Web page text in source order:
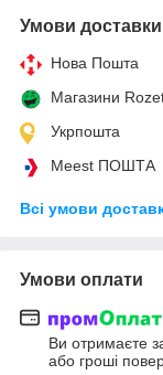
Умови доставки
Нова Пошта
Магазини
Укрпошта
Meest ПОШТА
Всі умови
Умови оплати
Ви отримаєте
або гроші